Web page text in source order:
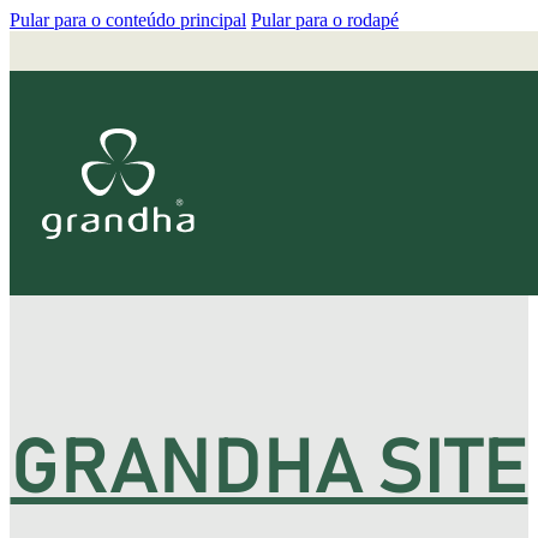
Pular para o conteúdo principal Pular para o rodapé
GRANDHA SITE